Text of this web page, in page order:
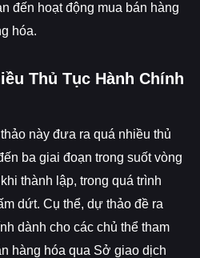
đến hoạt động mua bán hàng
hóa.
Thủ Tục Hành Chính
này đưa ra quá nhiều thủ
ba giai đoạn trong suốt vòng
thành lập, trong quá trình
dứt. Cụ thể, dự thảo đề ra
dành cho các chủ thể tham
hàng hóa qua Sở giao dịch